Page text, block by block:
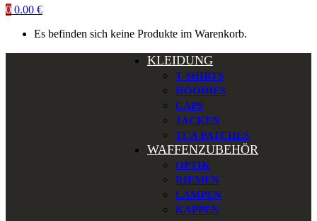
0 0.00 €
Es befinden sich keine Produkte im Warenkorb.
KLEIDUNG
T-SHIRTS
HOODIES
CAPS
JACKEN
TCA PATCHES
WAFFENZUBEHÖR
OPTIK
RIEMEN
LAMPEN
KAPPEN